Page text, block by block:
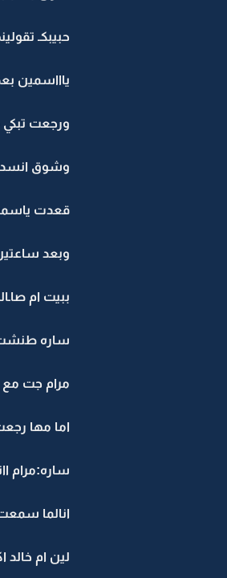
حبيبكـ
ياااسمين
ورجعت تبكي
وشوق
قعدت
وبعد
ببيت ام
ساره طنشت
مرام جت مع
اما مها
ساره:مرام
انالما
لين ام خالد